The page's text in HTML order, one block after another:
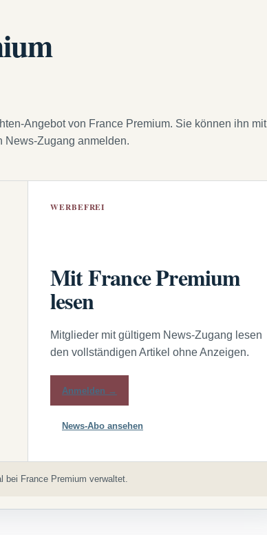
Angebot von France Premium. Sie können ihn mit
News-Zugang anmelden.
WERBEFREI
Mit France Premium
lesen
Mitglieder mit gültigem News-Zugang lesen
den vollständigen Artikel ohne Anzeigen.
Anmelden →
News-Abo ansehen
bei France Premium verwaltet.